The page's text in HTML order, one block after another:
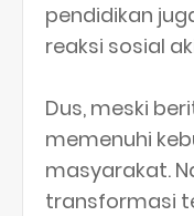
pendidikan
reaksi sosial
Dus, meski
memenuhi
masyarakat.
transformasi